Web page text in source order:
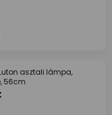
asztali lámpa,
56cm